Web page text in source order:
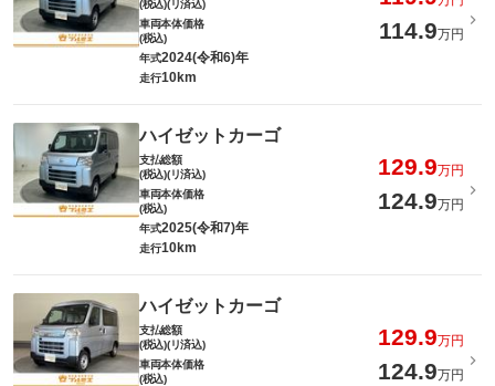
(税込)(リ済込)
車両本体価格
(税込)
114.9万円
年式2024(令和6)年
走行10km
ハイゼットカーゴ
支払総額
(税込)(リ済込)
129.9万円
車両本体価格
(税込)
124.9万円
年式2025(令和7)年
走行10km
ハイゼットカーゴ
支払総額
(税込)(リ済込)
129.9万円
車両本体価格
(税込)
124.9万円